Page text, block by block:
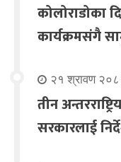
कोलोराडोका
कार्यक्रमसंगै
२१ श्रावण
तीन
सरकारलाई